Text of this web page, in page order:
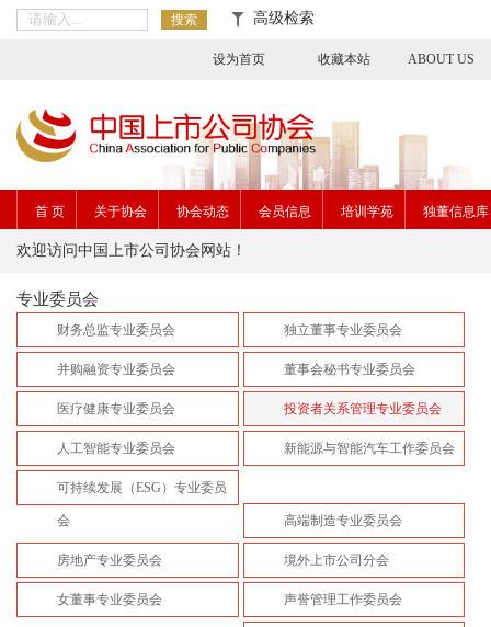
设为首页 收藏本站 ABOUT US
搜索 高级检索
首 页 关于协会 协会动态 会员信息 培训学苑 独董信息库
欢迎访问中国上市公司协会网站！
专业委员会
财务总监专业委员会 独立董事专业委员会
并购融资专业委员会 董事会秘书专业委员会
医疗健康专业委员会 投资者关系管理专业委员会
人工智能专业委员会 新能源与智能汽车工作委员会
可持续发展（ESG）专业委员
会 高端制造专业委员会
房地产专业委员会 境外上市公司分会
女董事专业委员会 声誉管理工作委员会